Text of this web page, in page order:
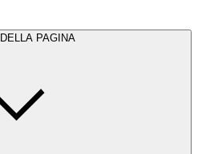
INDICE DELLA PAGINA